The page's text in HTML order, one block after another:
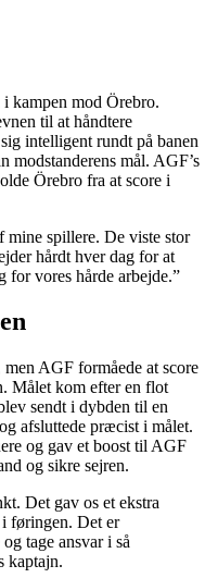
kampen mod Örebro.
til at håndtere
intelligent rundt på banen
modstanderens mål. AGF’s
Örebro fra at score i
mine spillere. De viste stor
hårdt hver dag for at
for vores hårde arbejde.”
AGF formåede at score
Målet kom efter en flot
sendt i dybden til en
afsluttede præcist i målet.
og gav et boost til AGF
og sikre sejren.
Det gav os et ekstra
føringen. Det er
tage ansvar i så
kaptajn.